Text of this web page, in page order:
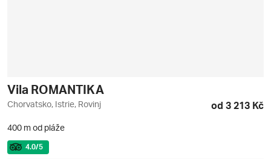
Vila ROMANTIKA
Chorvatsko, Istrie, Rovinj od 3 213 Kč
400 m od pláže
4.0/5